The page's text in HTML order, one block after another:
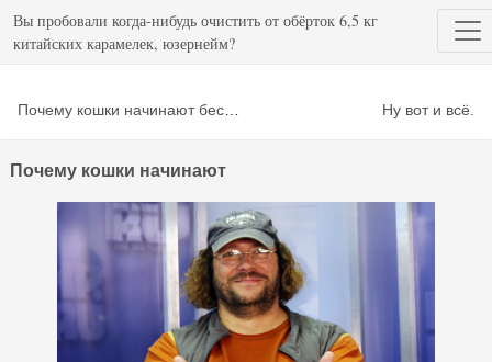
Вы пробовали когда-нибудь очистить от обёрток 6,5 кг
китайских карамелек, юзернейм?
Ну вот и всё.
Почему кошки начинают